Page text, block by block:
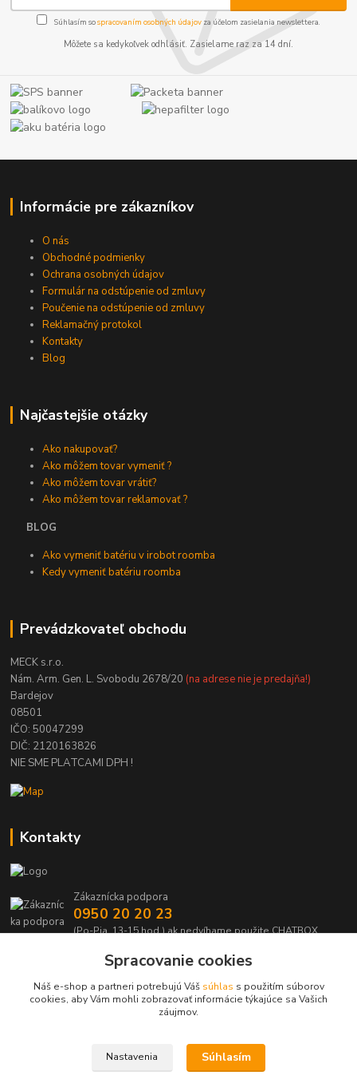
Súhlasím sospracovaním osobných údajov za účelom zasielania newslettera.
Môžete sa kedykoľvek odhlásiť. Zasielame raz za 14 dní.
Informácie pre zákazníkov
O nás
Obchodné podmienky
Ochrana osobných údajov
Formulár na odstúpenie od zmluvy
Poučenie na odstúpenie od zmluvy
Reklamačný protokol
Kontakty
Blog
Najčastejšie otázky
Ako nakupovať?
Ako môžem tovar vymeniť ?
Ako môžem tovar vrátiť?
Ako môžem tovar reklamovať ?
BLOG
Ako vymeniť batériu v irobot roomba
Kedy vymeniť batériu roomba
Prevádzkovateľ obchodu
MECK s.r.o.
Nám. Arm. Gen. L. Svobodu 2678/20 (na adrese nie je predajňa!)
Bardejov
08501
IČO: 50047299
DIČ: 2120163826
NIE SME PLATCAMI DPH !
Kontakty
Zákaznícka podpora
0950 20 20 23
(Po-Pia, 13-15 hod.) ak nedvíhame použite CHATBOX
info@kabelmanie.sk
Upravit sběr cookies.
Spracovanie cookies
Náš e-shop a partneri potrebujú Váš súhlas s použitím súborov
cookies, aby Vám mohli zobrazovať informácie týkajúce sa Vašich
záujmov.
Nastavenia Súhlasím